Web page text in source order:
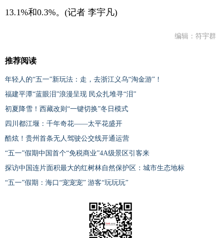
13.1%和0.3%。(记者 李宇凡)
编辑：符宇群
推荐阅读
年轻人的“五一”新玩法：走，去浙江义乌“淘金游”！
福建平潭“蓝眼泪”浪漫呈现 民众扎堆寻“泪”
初夏降雪！西藏改则“一键切换”冬日模式
四川都江堰：千年奇花——太平花盛开
酷炫！贵州首条无人驾驶公交线开通运营
“五一”假期中国首个“免税商业”4A级景区引客来
探访中国连片面积最大的红树林自然保护区：城市生态地标
“五一”假期：海口“宠宠宠” 游客“玩玩玩”